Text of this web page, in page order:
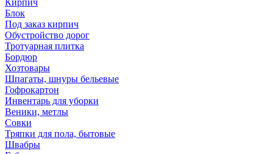
Кирпич
Блок
Под заказ кирпич
Обустройство дорог
Тротуарная плитка
Бордюр
Хозтовары
Шпагаты, шнуры бельевые
Гофрокартон
Инвентарь для уборки
Веники, метлы
Совки
Тряпки для пола, бытовые
Швабры